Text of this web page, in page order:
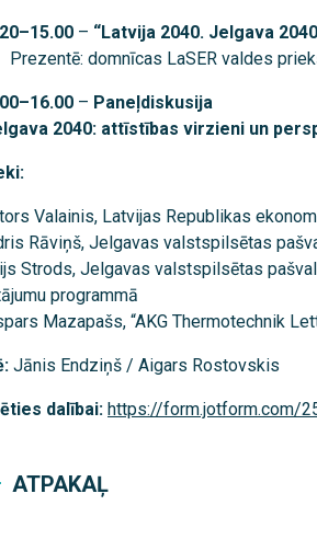
– “Latvija 2040. Jelgava
Prezentē: domnīcas LaSER valdes
– Paneļdiskusija
2040: attīstības virzieni un
Valainis, Latvijas Republikas
Rāviņš, Jelgavas valstspilsētas
Strods, Jelgavas valstspilsētas
programmā
Mazapašs, “AKG Thermotechnik
Jānis Endziņš / Aigars Rostovskis
dalībai: https://form.jotform.com/
ATPAKAĻ